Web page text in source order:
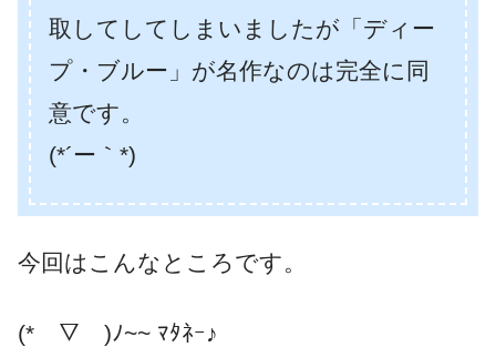
取してしてしまいましたが「ディー
プ・ブルー」が名作なのは完全に同
意です。
(*´ー｀*)
今回はこんなところです。
(*￣▽￣)ﾉ~~ ﾏﾀﾈｰ♪